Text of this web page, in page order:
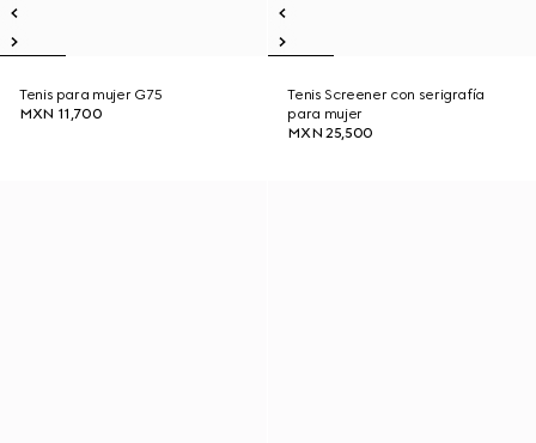
Tenis para mujer G75
MXN 11,700
Tenis Screener con serigrafía
para mujer
MXN 25,500